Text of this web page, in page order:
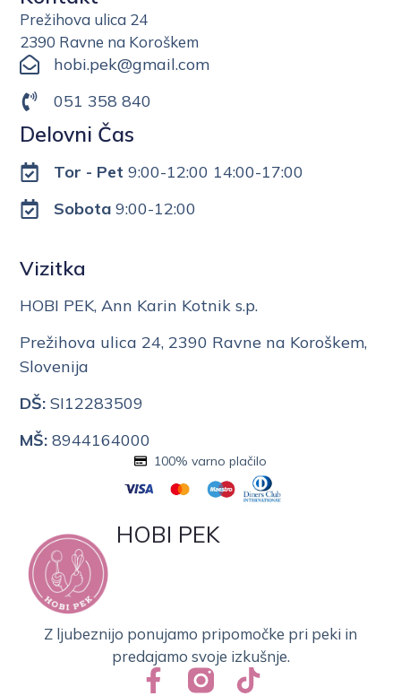
Prežihova ulica 24
2390 Ravne na Koroškem
hobi.pek@gmail.com
051 358 840
Delovni Čas
Tor - Pet 9:00-12:00 14:00-17:00
Sobota9:00-12:00
Vizitka
HOBI PEK, Ann Karin Kotnik s.p.
Prežihova ulica 24, 2390 Ravne na Koroškem,
Slovenija
DŠ: SI12283509
MŠ: 8944164000
HOBI PEK
Z ljubeznijo ponujamo pripomočke pri peki in
predajamo svoje izkušnje.
100% varno plačilo